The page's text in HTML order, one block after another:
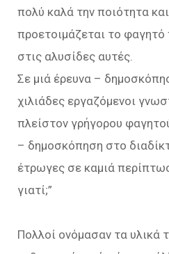
πολύ καλά την ποιότητα
προετοιμάζεται το
στις αλυσίδες αυτές.
Σε μιά έρευνα –
χιλιάδες εργαζόμενοι
πλείστον γρήγορου
– δημοσκόπηση στο
έτρωγες σε καμιά
γιατί;”
Πολλοί ονόμασαν τα υλικά